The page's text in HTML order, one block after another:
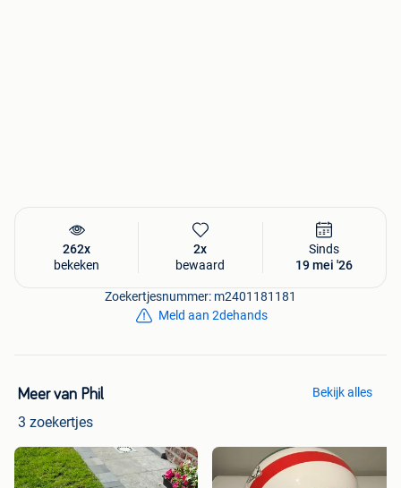
262x
bekeken
2x
bewaard
Sinds
19 mei '26
Zoekertjesnummer: m2401181181
Meld aan 2dehands
Meer van Phil
3 zoekertjes
Bekijk alles